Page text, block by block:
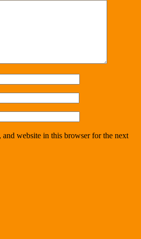
and website in this browser for the next